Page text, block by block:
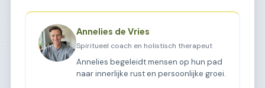
Annelies de Vries
Spiritueel coach en holistisch therapeut
Annelies begeleidt mensen op hun pad
naar innerlijke rust en persoonlijke groei.